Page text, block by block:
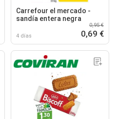
Carrefour el mercado -
sandía entera negra
4 días
0,95 €
0,69 €